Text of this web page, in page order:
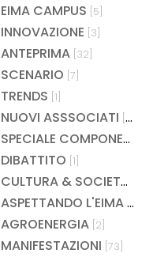
EIMA CAMPUS [5]
INNOVAZIONE [3]
ANTEPRIMA [32]
SCENARIO [7]
TRENDS [1]
NUOVI ASSSOCIATI [15]
SPECIALE COMPONENTISTICA
DIBATTITO [1]
CULTURA & SOCIETÀ
ASPETTANDO L'EIMA [4]
AGROENERGIA [2]
MANIFESTAZIONI [73]